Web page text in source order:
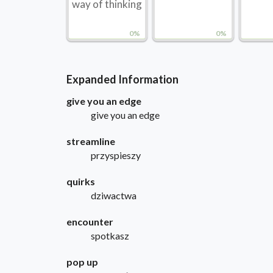
0%
way of thinking
0%
Expanded Information
give you an edge
give you an edge
streamline
przyspieszy
quirks
dziwactwa
encounter
spotkasz
pop up